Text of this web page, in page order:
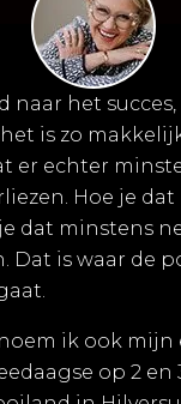
naar het
is zo
er echter
Hoe je
dat minstens
Dat is waar de
ik ook mijn
op 2 en